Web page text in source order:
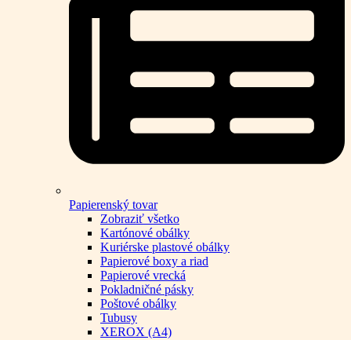
Papierenský tovar
Zobraziť všetko
Kartónové obálky
Kuriérske plastové obálky
Papierové boxy a riad
Papierové vrecká
Pokladničné pásky
Poštové obálky
Tubusy
XEROX (A4)